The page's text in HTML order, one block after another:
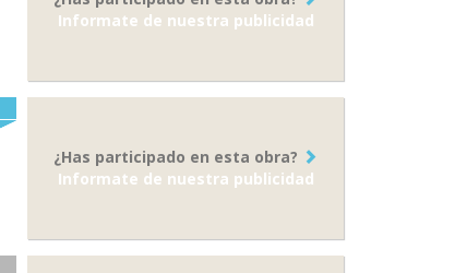
Informate de nuestra publicidad
¿Has participado en esta obra?
Informate de nuestra publicidad